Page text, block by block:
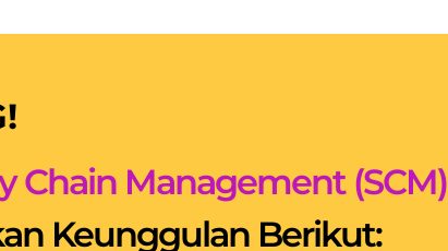
Chain Management (SCM)
Keunggulan Berikut: